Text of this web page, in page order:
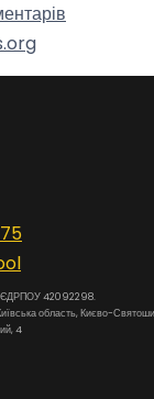
ЄДРПОУ 42092298.
область, Києво-
4